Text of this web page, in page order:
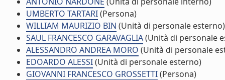
UMBERTO TARTARI(Persona)
WILLIAM MAURIZIO BIN (Unità di personale esterno)
SAUL FRANCESCO GARAVAGLIA(Unità di personale
ALESSANDRO ANDREA MORO (Unità di personale
EDOARDO ALESSI(Unità di personale esterno)
GIOVANNI FRANCESCO GROSSETTI(Persona)